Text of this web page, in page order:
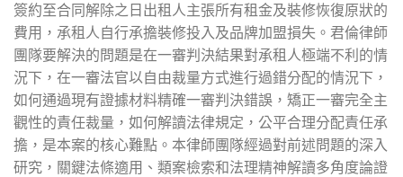
簽約至合同解除之日出租人主張所有租金及裝修恢復原狀的
費用，承租人自行承擔裝修投入及品牌加盟損失。君倫律師
團隊要解決的問題是在一審判決結果對承租人極端不利的情
況下，在一審法官以自由裁量方式進行過錯分配的情況下，
如何通過現有證據材料精確一審判決錯誤，矯正一審完全主
觀性的責任裁量，如何解讀法律規定，公平合理分配責任承
擔，是本案的核心難點。本律師團隊經過對前述問題的深入
研究，關鍵法條適用、類案檢索和法理精神解讀多角度論證